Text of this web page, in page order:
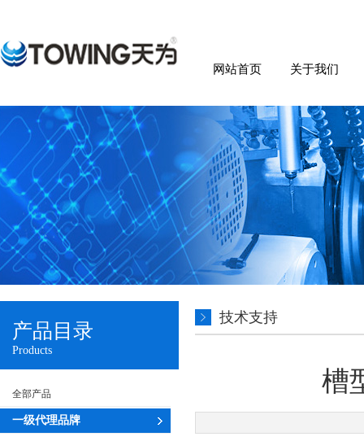
网站首页 关于我们
产品目录
Products
全部产品
一级代理品牌
技术支持
槽